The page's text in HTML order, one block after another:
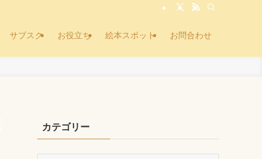
サブスク お役立ち 絵本スポット お問合わせ
カテゴリー